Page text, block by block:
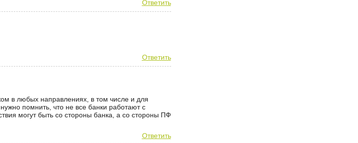
Ответить
Ответить
в любых направлениях, в том числе и для
помнить, что не все банки работают с
могут быть со стороны банка, а со стороны ПФ
Ответить